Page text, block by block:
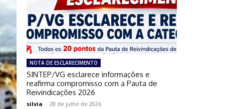
NOTA DE ESCLARECIMENTO
SINTEP/VG esclarece informações e
reafirma compromisso com a Pauta de
Reivindicações 2026
silvia - 28 de julho de 2026